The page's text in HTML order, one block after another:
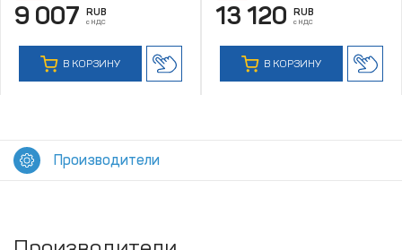
9 007 RUB
с НДС
В КОРЗИНУ
13 120 RUB
с НДС
В КОРЗИНУ
Производители